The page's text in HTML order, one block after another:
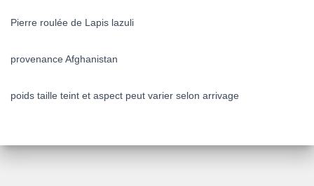
Pierre roulée de Lapis lazuli
provenance Afghanistan
poids taille teint et aspect peut varier selon arrivage